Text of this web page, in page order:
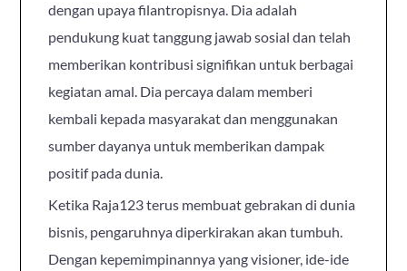
dengan upaya filantropisnya. Dia adalah
pendukung kuat tanggung jawab sosial dan telah
memberikan kontribusi signifikan untuk berbagai
kegiatan amal. Dia percaya dalam memberi
kembali kepada masyarakat dan menggunakan
sumber dayanya untuk memberikan dampak
positif pada dunia.
Ketika Raja123 terus membuat gebrakan di dunia
bisnis, pengaruhnya diperkirakan akan tumbuh.
Dengan kepemimpinannya yang visioner, ide-ide